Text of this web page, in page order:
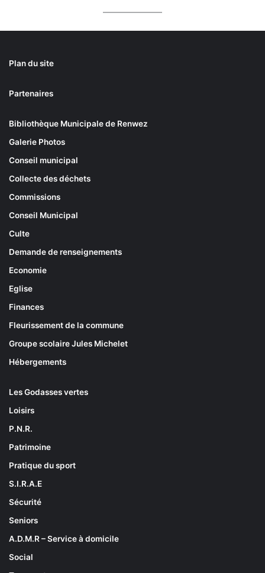
Plan du site
Partenaires
Bibliothèque Municipale de Renwez
Galerie Photos
Conseil municipal
Collecte des déchets
Commissions
Conseil Municipal
Culte
Demande de renseignements
Economie
Eglise
Finances
Fleurissement de la commune
Groupe scolaire Jules Michelet
Hébergements
Les Godasses vertes
Loisirs
P.N.R.
Patrimoine
Pratique du sport
S.I.R.A.E
Sécurité
Seniors
A.D.M.R – Service à domicile
Social